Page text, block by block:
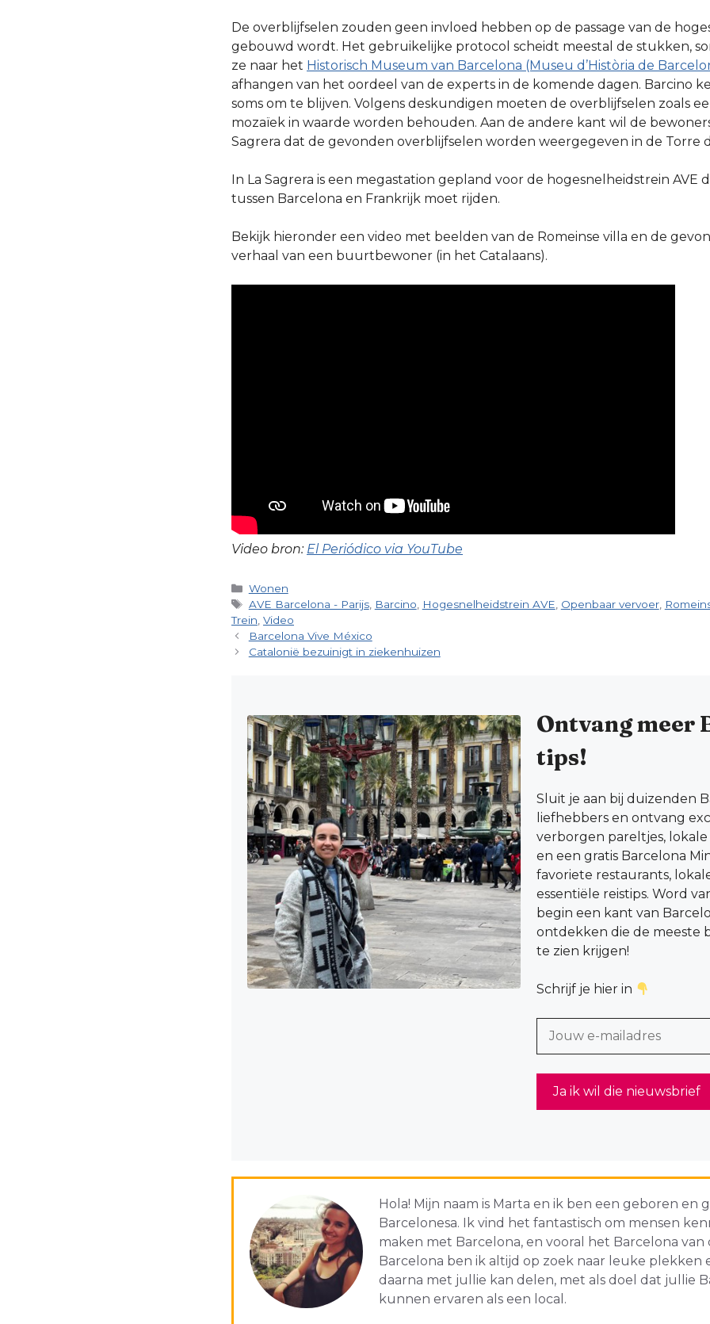
De overblijfselen zouden geen invloed hebben op de passage van de
gebouwd wordt. Het gebruikelijke protocol scheidt meestal de stukken,
ze naar het Historisch Museum van Barcelona (Museu d’Història de
afhangen van het oordeel van de experts in de komende dagen. Barcino
soms om te blijven. Volgens deskundigen moeten de overblijfselen zoals
mozaïek in waarde worden behouden. Aan de andere kant wil de
Sagrera dat de gevonden overblijfselen worden weergegeven in de Torre
In La Sagrera is een megastation gepland voor de hogesnelheidstrein AVE
tussen Barcelona en Frankrijk moet rijden.
Bekijk hieronder een video met beelden van de Romeinse villa en de
verhaal van een buurtbewoner (in het Catalaans).
Video bron: El Periódico via YouTube
Categorieën
Wonen
Tags
AVE Barcelona - Parijs, Barcino Hogesnelheidstrein AVE Openbaar vervoer,
Trein Video
Barcelona Vive México
Catalonië bezuinigt in ziekenhuizen
Ontvang meer
tips!
Sluit je aan bij duizenden
liefhebbers en ontvang
verborgen pareltjes,
en een gratis Barcelona
favoriete restaurants,
essentiële reistips. Word
begin een kant van
ontdekken die de meeste
te zien krijgen!
Schrijf je hier in
Hola! Mijn naam is Marta en ik ben een geboren en
Barcelonesa. Ik vind het fantastisch om mensen
maken met Barcelona, en vooral het Barcelona van
Barcelona ben ik altijd op zoek naar leuke plekken
daarna met jullie kan delen, met als doel dat jullie
kunnen ervaren als een local.